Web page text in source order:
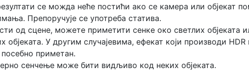
се можда неће постићи ако се камера или објекат
Препоручује се употреба статива.
од сцене, можете приметити сенке око светлих објеката
објеката. У другим случајевима, ефекат који производи
приметан.
сенчење може бити видљиво код неких објеката.